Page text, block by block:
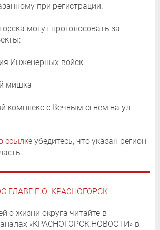
при регистрации.
могут проголосовать за
Инженерных войск
мишка
комплекс с Вечным огнем на ул.
ссылке убедитесь, что указан регион
ГЛАВЕ Г.О. КРАСНОГОРСК
о жизни округа читайте в
«КРАСНОГОРСК.НОВОСТИ» в